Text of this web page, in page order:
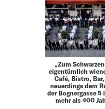
„Zum
eigentümlich
Café, Bistro,
neuerdings dem
der Bognergasse
mehr als 400